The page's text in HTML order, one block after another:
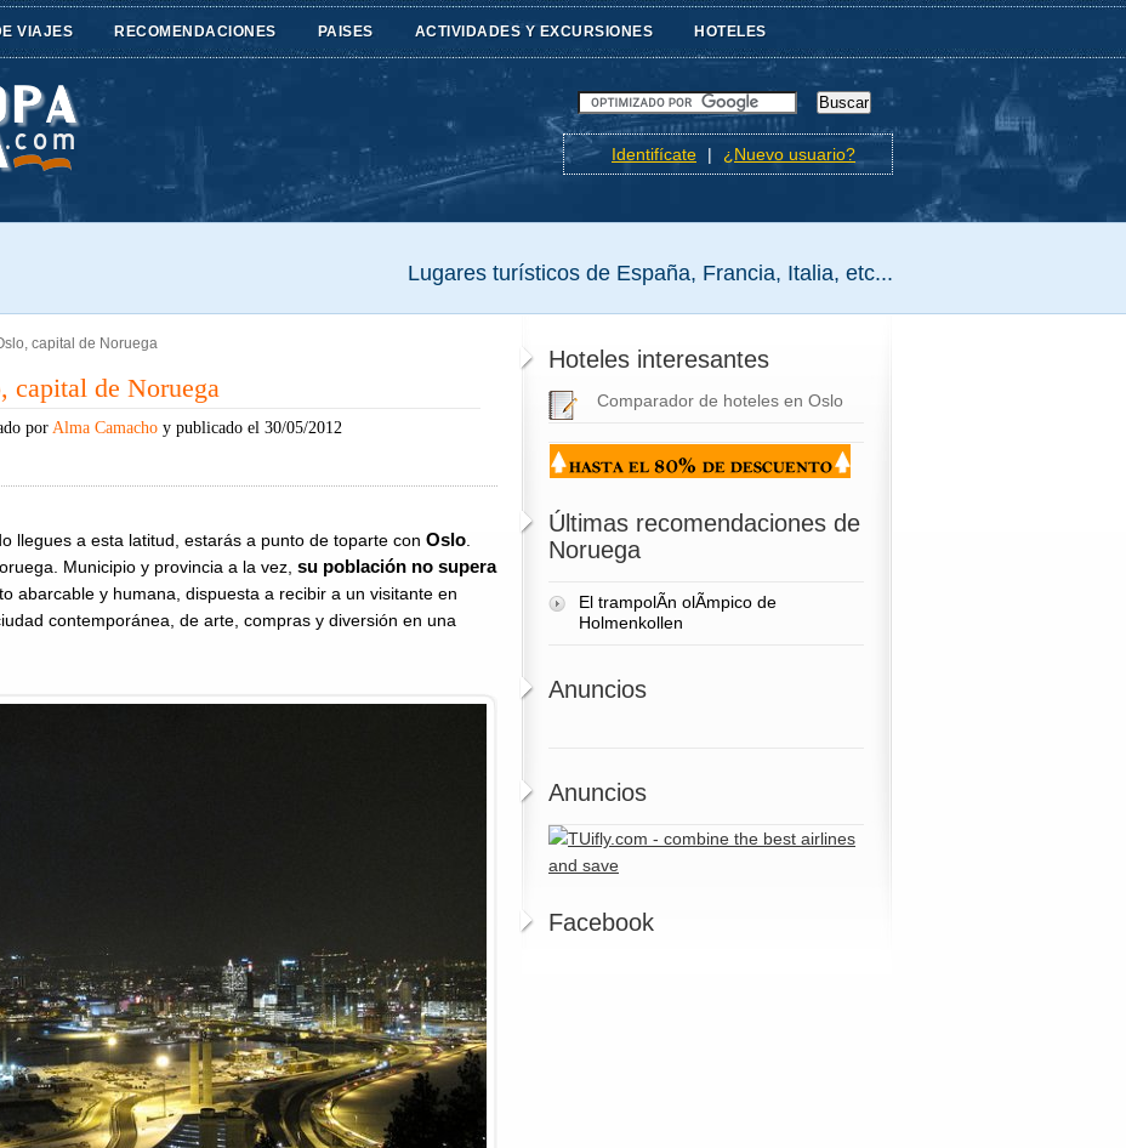
VIAJES RECOMENDACIONES PAISES ACTIVIDADES Y EXCURSIONES HOTELES
Identifícate | ¿Nuevo usuario?
Lugares turísticos de España, Francia, Italia, etc...
capital de Noruega
de Noruega
porAlma Camacho y publicado el 30/05/2012
llegues a esta latitud, estarás a punto de toparte con Oslo
Municipio y provincia a la vez, su población no supera
abarcable y humana, dispuesta a recibir a un visitante en
contemporánea, de arte, compras y diversión en una
Hoteles interesantes
Comparador de hoteles en Oslo
Últimas recomendaciones de
Noruega
El trampolÃ­n olÃ­mpico de
Holmenkollen
Anuncios
Anuncios
Facebook